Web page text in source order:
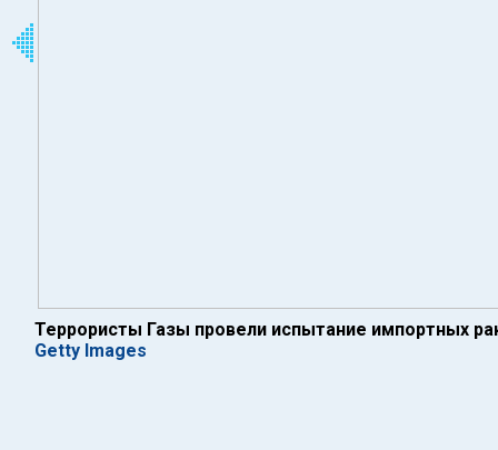
Террористы Газы провели испытание импортных
Getty Images